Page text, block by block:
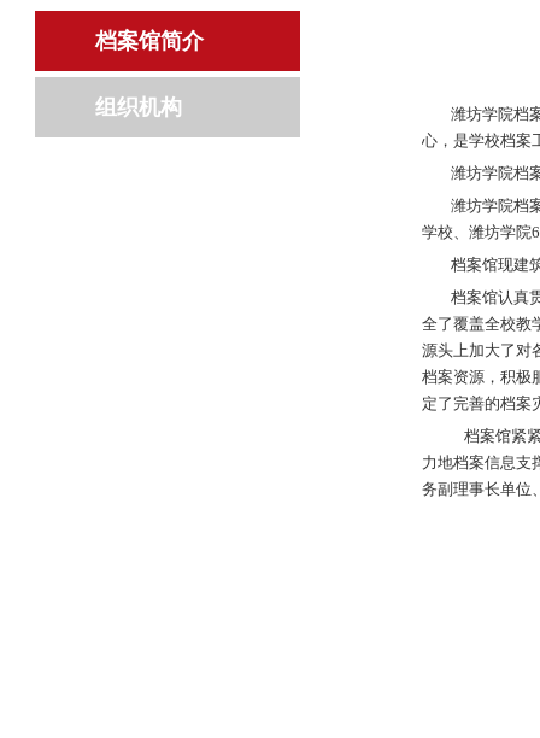
档案馆简介
组织机构 潍坊学院档
心，是学校档案
潍坊学院档案
潍坊学院档案
学校、潍坊学院
档案馆现建筑
档案馆认真贯
全了覆盖全校教
源头上加大了对
档案资源，积极
定了完善的档案
档案馆紧
力地档案信息支
务副理事长单位